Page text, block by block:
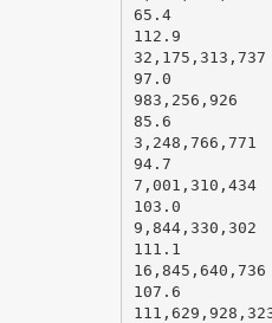
65.4
112.9
32,175,313,737
97.0
983,256,926
85.6
3,248,766,771
94.7
7,001,310,434
103.0
9,844,330,302
111.1
16,845,640,736
107.6